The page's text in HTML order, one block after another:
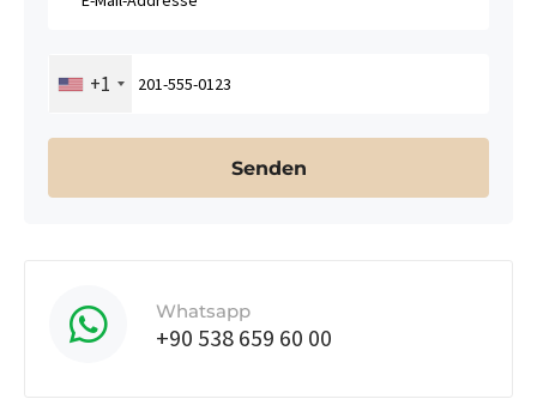
+1
Whatsapp
+90 538 659 60 00